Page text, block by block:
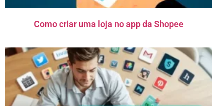
Como criar uma loja no app da Shopee